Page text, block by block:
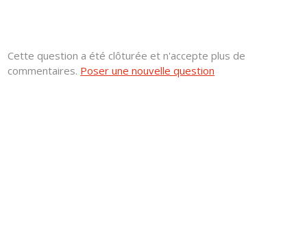
Cette question a été clôturée et n'accepte plus de
commentaires. Poser une nouvelle question